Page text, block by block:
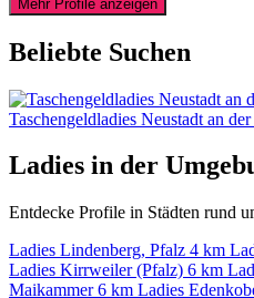
Mehr Profile anzeigen
Beliebte Suchen
Taschengeldladies Neustadt an
Ladies in der
Entdecke Profile in Städten rund
Ladies Lindenberg, Pfalz 4 km
Ladies Kirrweiler (Pfalz) 6 km
Maikammer6 km Ladies